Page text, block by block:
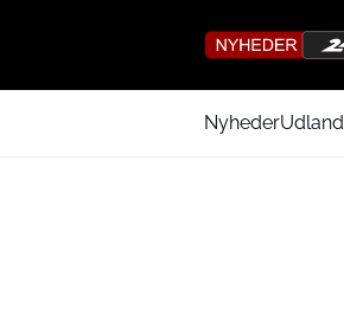
NyhederUdland